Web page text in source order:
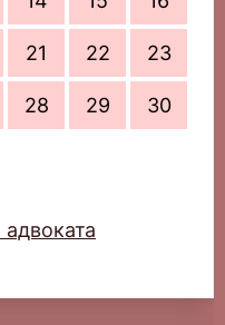
21 22 23
28 29 30